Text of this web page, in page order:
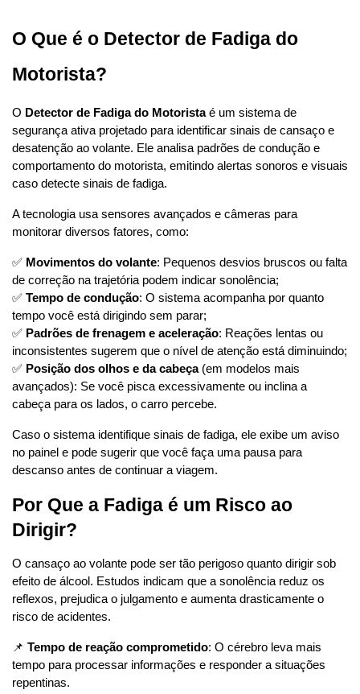
O Que é o Detector de Fadiga do
Motorista?
O Detector de Fadiga do Motorista é um sistema de
segurança ativa projetado para identificar sinais de cansaço e
desatenção ao volante. Ele analisa padrões de condução e
comportamento do motorista, emitindo alertas sonoros e visuais
caso detecte sinais de fadiga.
A tecnologia usa sensores avançados e câmeras para
monitorar diversos fatores, como:
✅ Movimentos do volante: Pequenos desvios bruscos ou falta
de correção na trajetória podem indicar sonolência;
✅ Tempo de condução: O sistema acompanha por quanto
tempo você está dirigindo sem parar;
✅ Padrões de frenagem e aceleração: Reações lentas ou
inconsistentes sugerem que o nível de atenção está diminuindo;
✅ Posição dos olhos e da cabeça (em modelos mais
avançados): Se você pisca excessivamente ou inclina a
cabeça para os lados, o carro percebe.
Caso o sistema identifique sinais de fadiga, ele exibe um aviso
no painel e pode sugerir que você faça uma pausa para
descanso antes de continuar a viagem.
Por Que a Fadiga é um Risco ao
Dirigir?
O cansaço ao volante pode ser tão perigoso quanto dirigir sob
efeito de álcool. Estudos indicam que a sonolência reduz os
reflexos, prejudica o julgamento e aumenta drasticamente o
risco de acidentes.
📌 Tempo de reação comprometido: O cérebro leva mais
tempo para processar informações e responder a situações
repentinas.